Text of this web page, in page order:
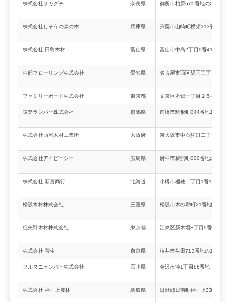
株式会社サカグチ 奈良県 御所市柏原675番地の2
株式会社しそうの森の木 兵庫県 宍粟市山崎町横須313番地1
株式会社 田島木材 富山県 富山市中島2丁目9番41号
中部フローリング株式会社 愛知県 名古屋市西区児玉三丁目37番
ファミリーボード株式会社 東京都 文京区本郷一丁目２５番５号
設楽ランバー株式会社 群馬県 前橋市駒形町844番地12
株式会社西尾木材工業所 大阪府 東大阪市中石切町二丁目10番
株式会社アイピーシー 広島県 府中市鵜飼町800番地の95
株式会社 新宮商行 北海道 小樽市稲穂二丁目1番1号
松阪木材株式会社 三重県 松阪市木の郷町21番地
征矢野木材株式会社 東京都 江東区新木場3丁目9番7号
株式会社 菅生 奈良県 桜井市生田713番地の1
フルタニランバー株式会社 石川県 金沢市湊1丁目86番地
株式会社 神戸上農林 鳥取県 日野郡日南町神戸上3337番地